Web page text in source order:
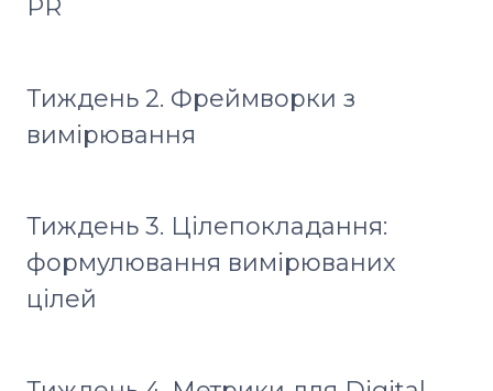
PR
Тиждень 2. Фреймворки з
вимірювання
Тиждень 3. Цілепокладання:
формулювання вимірюваних
цілей